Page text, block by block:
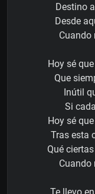
Destino
Desde
Cuando
Hoy sé
Que
Inútil
Si
Hoy sé
Tras esta
Qué
Cuando